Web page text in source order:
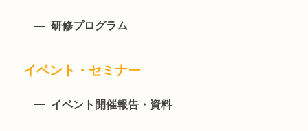
研修プログラム
イベント・セミナー
イベント開催報告・資料